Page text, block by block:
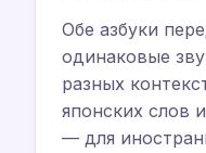
Обе азбуки
одинаковые
разных
японских слов
— для